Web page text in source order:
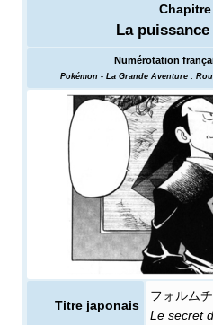
Chapitre
La
Numérotation
Pokémon - La Grande Aventure :
Titre japonais
フォルム
Le secret